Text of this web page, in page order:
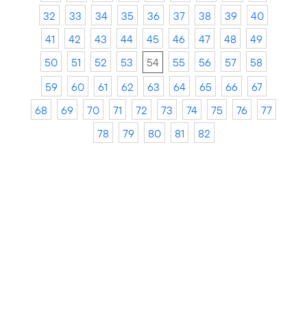
32
33 34 35 36 37 38 39
40
41
42 43 44 45 46 47 48
49
50
51 52 53 54 55 56 57
58
59
60 61 62 63 64 65 66
67
68
69 70 71 72 73 74 75 76
77
78
79 80 81 82